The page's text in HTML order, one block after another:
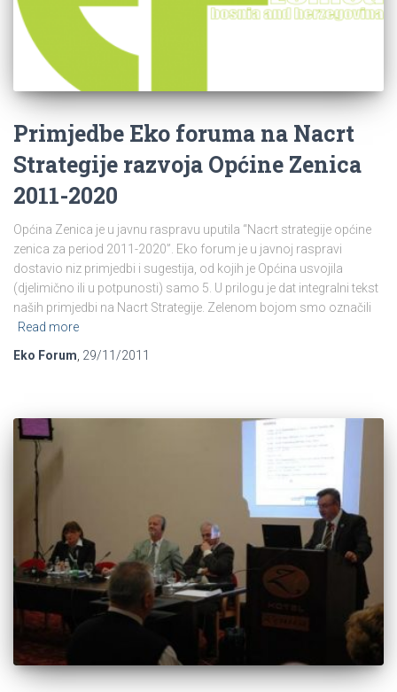
Primjedbe Eko foruma na Nacrt
Strategije razvoja Općine Zenica
2011-2020
Općina Zenica je u javnu raspravu uputila “Nacrt strategije općine
zenica za period 2011-2020”. Eko forum je u javnoj raspravi
dostavio niz primjedbi i sugestija, od kojih je Općina usvojila
(djelimično ili u potpunosti) samo 5. U prilogu je dat integralni tekst
naših primjedbi na Nacrt Strategije. Zelenom bojom smo označili
Read more
Eko Forum, 29/11/2011